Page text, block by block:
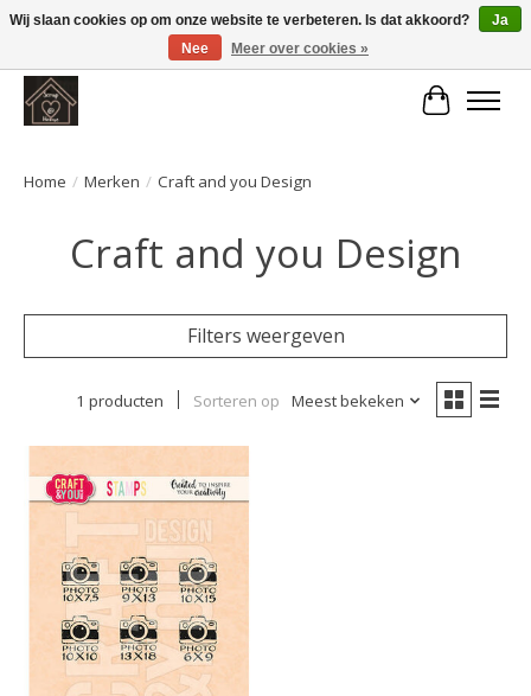
Large selection of products and fast shipping!
Home / Merken / Craft and you Design
Craft and you Design
Filters weergeven
1 producten Sorteren op Meest bekeken
Wij slaan cookies op om onze website te verbeteren. Is dat akkoord?
Ja
Nee
Meer over cookies »